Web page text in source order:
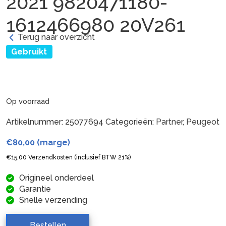
1612466980 20V261
Gebruikt
Terug naar overzicht
Op voorraad
Artikelnummer: 25077694 Categorieën: Partner, Peugeot
€80,00 (marge)
€15,00 Verzendkosten (inclusief BTW 21%)
Origineel onderdeel
Garantie
Snelle verzending